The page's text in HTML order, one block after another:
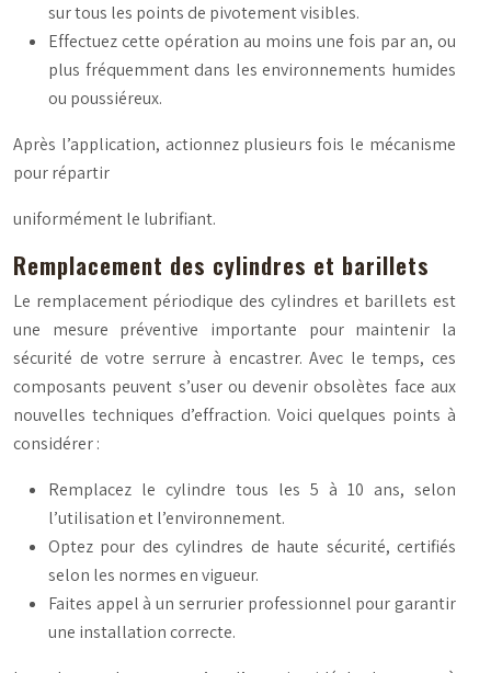
sur tous les points de pivotement visibles.
Effectuez cette opération au moins une fois par an, ou
plus fréquemment dans les environnements humides
ou poussiéreux.
Après l’application, actionnez plusieurs fois le mécanisme
pour répartir
uniformément le lubrifiant.
Remplacement des cylindres et barillets
Le remplacement périodique des cylindres et barillets est
une mesure préventive importante pour maintenir la
sécurité de votre serrure à encastrer. Avec le temps, ces
composants peuvent s’user ou devenir obsolètes face aux
nouvelles techniques d’effraction. Voici quelques points à
considérer :
Remplacez le cylindre tous les 5 à 10 ans, selon
l’utilisation et l’environnement.
Optez pour des cylindres de haute sécurité, certifiés
selon les normes en vigueur.
Faites appel à un serrurier professionnel pour garantir
une installation correcte.